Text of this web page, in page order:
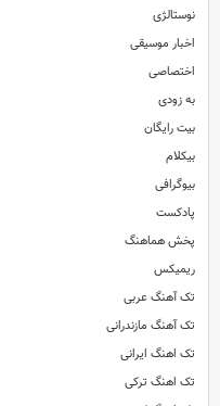
نوستالژی
اخبار موسیقی
اختصاصی
به زودی
بیت رایگان
بیکلام
بیوگرافی
پادکست
پخش هماهنگ
ریمیکس
تک آهنگ عربی
تک آهنگ مازندرانی
تک اهنگ ایرانی
تک اهنگ ترکی